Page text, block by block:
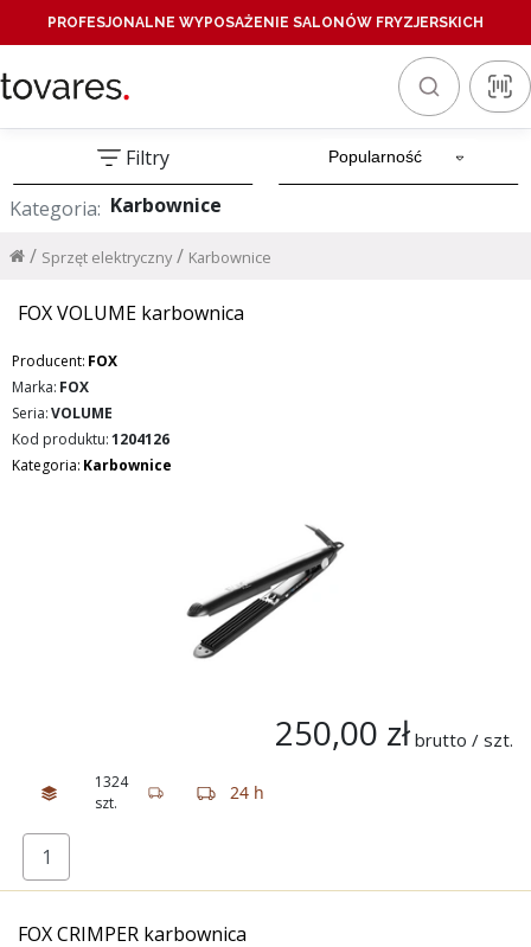
PROFESJONALNE WYPOSAŻENIE SALONÓW FRYZJERSKICH
Filtry
Kategoria: Karbownice
Karbownice
/
Sprzęt elektryczny
/
FOX VOLUME karbownica
Producent: FOX
Marka: FOX
Seria:VOLUME
Kod produktu:1204126
Kategoria: Karbownice
250,00 zł brutto / szt.
1324
szt.
24 h
FOX CRIMPER karbownica